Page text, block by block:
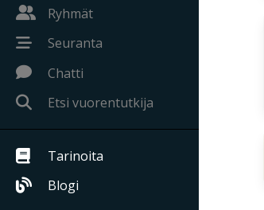
Ryhmät
Seuranta
Chatti
Etsi vuorentutkija
Tarinoita
Blogi